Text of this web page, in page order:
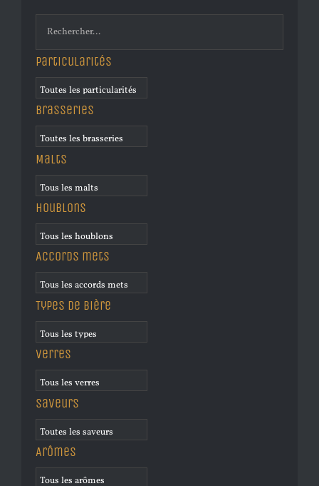
Particularités
Brasseries
Malts
Houblons
Accords mets
Types de bière
Verres
Saveurs
Arômes